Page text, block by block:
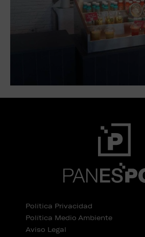
Política Privacidad
Política Medio Ambiente
Aviso Legal